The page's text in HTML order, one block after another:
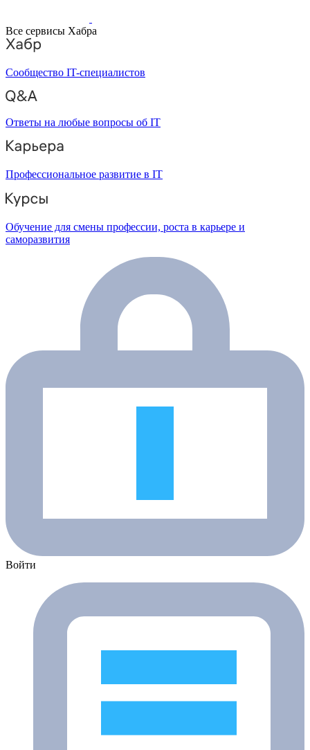
Все сервисы Хабра
Сообщество IT-специалистов
Ответы на любые вопросы об IT
Профессиональное развитие в IT
Обучение для смены профессии, роста в карьере и
саморазвития
Войти